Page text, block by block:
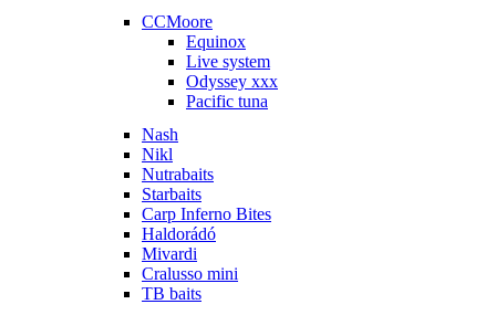
CCMoore
Equinox
Live system
Odyssey xxx
Pacific tuna
Nash
Nikl
Nutrabaits
Starbaits
Carp Inferno Bites
Haldorádó
Mivardi
Cralusso mini
TB baits